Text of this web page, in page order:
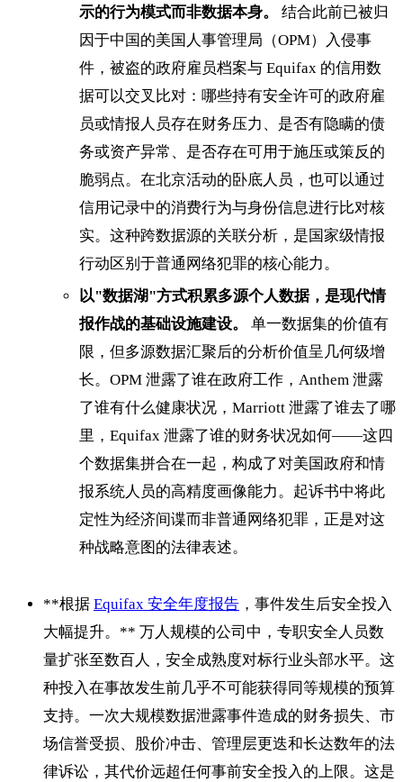
示的行为模式而非数据本身。
结合此前已被归
因于中国的美国人事管理局（OPM）入侵事
件，被盗的政府雇员档案与 Equifax 的信用数
据可以交叉比对：哪些持有安全许可的政府雇
员或情报人员存在财务压力、是否有隐瞒的债
务或资产异常、是否存在可用于施压或策反的
脆弱点。在北京活动的卧底人员，也可以通过
信用记录中的消费行为与身份信息进行比对核
实。这种跨数据源的关联分析，是国家级情报
行动区别于普通网络犯罪的核心能力。
以"数据湖"方式积累多源个人数据，是现代情
报作战的基础设施建设。
单一数据集的价值有
限，但多源数据汇聚后的分析价值呈几何级增
长。OPM 泄露了谁在政府工作，Anthem 泄露
了谁有什么健康状况，Marriott 泄露了谁去了哪
里，Equifax 泄露了谁的财务状况如何——这四
个数据集拼合在一起，构成了对美国政府和情
报系统人员的高精度画像能力。起诉书中将此
定性为经济间谍而非普通网络犯罪，正是对这
种战略意图的法律表述。
**根据 Equifax 安全年度报告 ，事件发生后安全投入
大幅提升。** 万人规模的公司中，专职安全人员数
量扩张至数百人，安全成熟度对标行业头部水平。这
种投入在事故发生前几乎不可能获得同等规模的预算
支持。一次大规模数据泄露事件造成的财务损失、市
场信誉受损、股价冲击、管理层更迭和长达数年的法
律诉讼，其代价远超任何事前安全投入的上限。这是